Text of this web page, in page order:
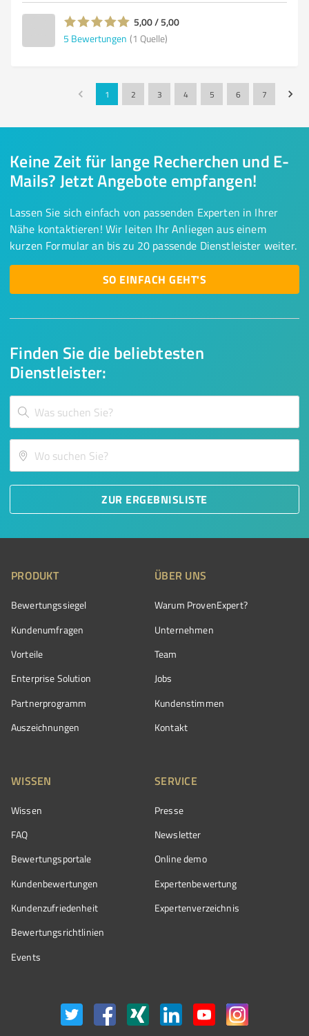
5,00 / 5,00
5 Bewertungen (1 Quelle)
1 2 3 4 5 6 7
Finden Sie die beliebtesten
Dienstleister:
ZUR ERGEBNISLISTE
Keine Zeit für lange Recherchen und E-
Mails? Jetzt Angebote empfangen!
Lassen Sie sich einfach von passenden Experten in Ihrer
Nähe kontaktieren! Wir leiten Ihr Anliegen aus einem
kurzen Formular an bis zu 20 passende Dienstleister weiter.
SO EINFACH GEHT'S
PRODUKT
Bewertungssiegel
Kundenumfragen
Vorteile
Enterprise Solution
Partnerprogramm
Auszeichnungen
ÜBER UNS
Warum ProvenExpert?
Unternehmen
Team
Jobs
Kundenstimmen
Kontakt
WISSEN
Wissen
FAQ
Bewertungsportale
Kundenbewertungen
Kundenzufriedenheit
Bewertungs­richtlinien
Events
SERVICE
Presse
Newsletter
Online demo
Expertenbewertung
Expertenverzeichnis